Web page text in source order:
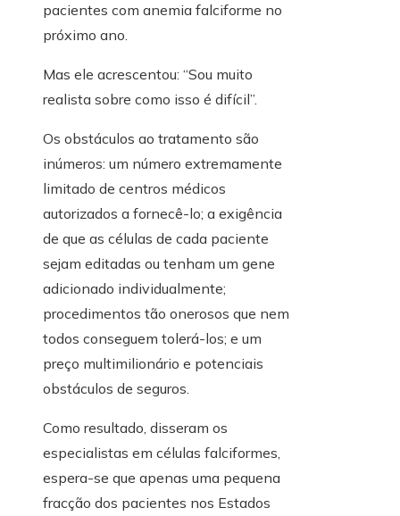
pacientes com anemia falciforme no
próximo ano.
Mas ele acrescentou: “Sou muito
realista sobre como isso é difícil”.
Os obstáculos ao tratamento são
inúmeros: um número extremamente
limitado de centros médicos
autorizados a fornecê-lo; a exigência
de que as células de cada paciente
sejam editadas ou tenham um gene
adicionado individualmente;
procedimentos tão onerosos que nem
todos conseguem tolerá-los; e um
preço multimilionário e potenciais
obstáculos de seguros.
Como resultado, disseram os
especialistas em células falciformes,
espera-se que apenas uma pequena
fracção dos pacientes nos Estados